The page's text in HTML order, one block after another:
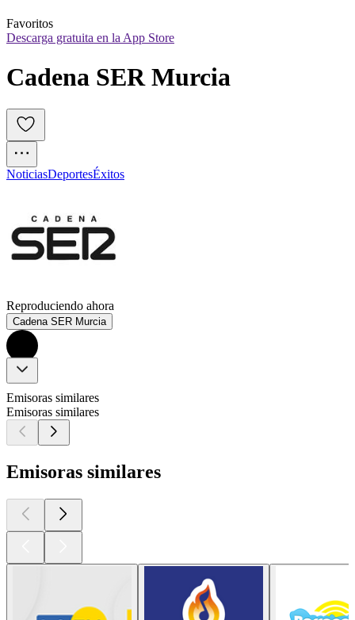
Favoritos
Descarga gratuita en la App Store
Cadena SER Murcia
NoticiasDeportesÉxitos
Reproduciendo ahora
Cadena SER Murcia
Emisoras similares
Emisoras similares
Emisoras similares